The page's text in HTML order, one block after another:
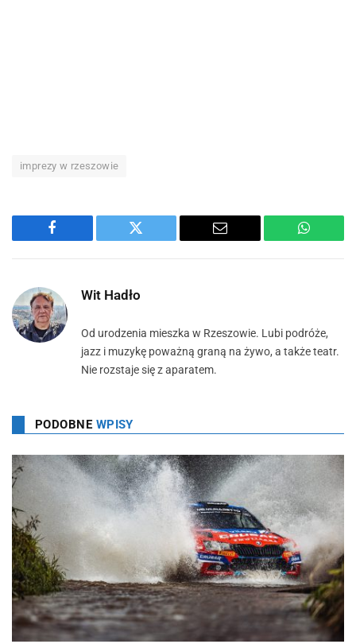
imprezy w rzeszowie
Facebook Twitter Email
Wit Hadło
Od urodzenia mieszka w Rzeszowie. Lubi podróże,
jazz i muzykę poważną graną na żywo, a także teatr.
Nie rozstaje się z aparatem.
PODOBNE WPISY